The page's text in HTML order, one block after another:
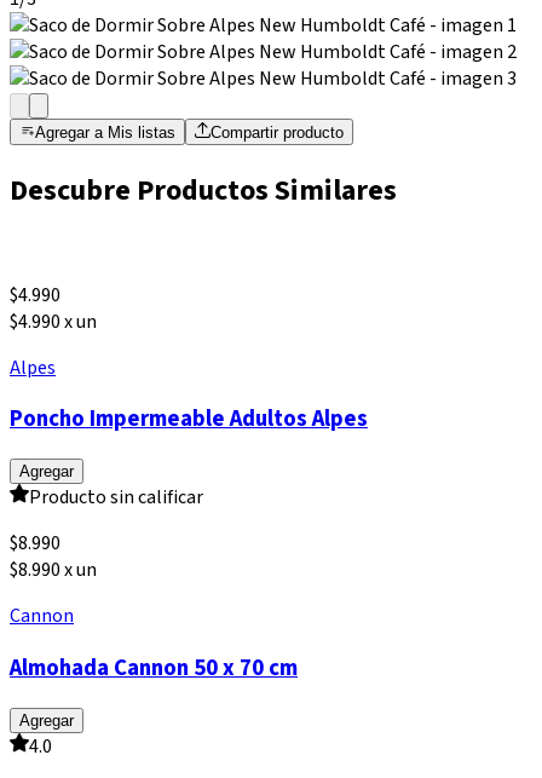
Agregar a Mis listas Compartir producto
Descubre Productos Similares
$4.990
$4.990 x un
Alpes
Poncho Impermeable Adultos Alpes
Agregar
Producto sin calificar
$8.990
$8.990 x un
Cannon
Almohada Cannon 50 x 70 cm
Agregar
4.0